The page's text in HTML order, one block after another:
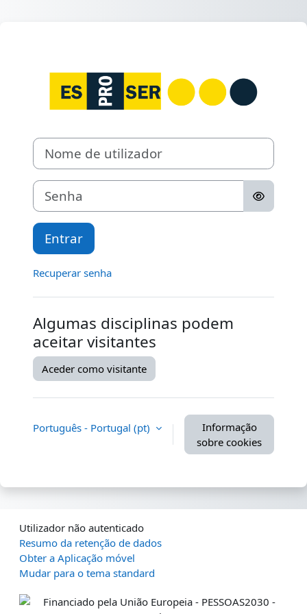
Entrar em
Nome de utilizador
Senha
Entrar
Recuperar senha
Algumas disciplinas podem
aceitar visitantes
Aceder como visitante
Português - Portugal ‎(pt)‎
Informação
sobre cookies
Utilizador não autenticado
Resumo da retenção de dados
Obter a Aplicação móvel
Mudar para o tema standard